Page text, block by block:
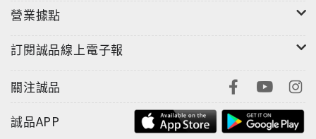
營業據點
訂閱誠品線上電子報
關注誠品
誠品APP